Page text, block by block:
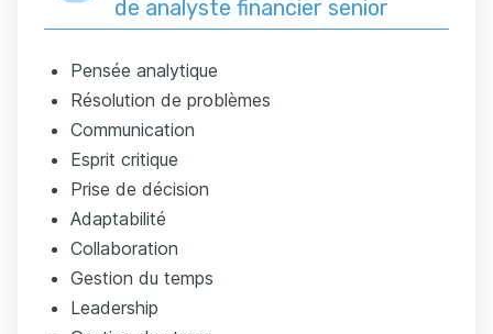
de analyste financier senior
Pensée analytique
Résolution de problèmes
Communication
Esprit critique
Prise de décision
Adaptabilité
Collaboration
Gestion du temps
Leadership